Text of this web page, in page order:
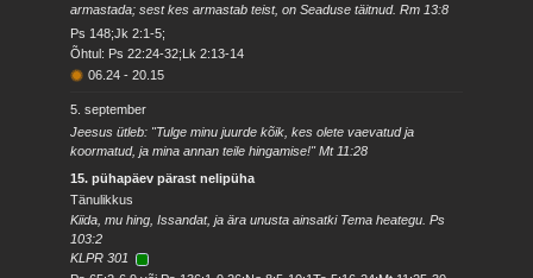
armastada; sest kes armastab teist, on Seaduse täitnud. Rm 13:8
Ps 148;Jk 2:1-5;
Õhtul: Ps 22:24-32;Lk 2:13-14
06.24 - 20.15
5. september
Jeesus ütleb: "Tulge minu juurde kõik, kes olete vaevatud ja
koormatud, ja mina annan teile hingamise!" Mt 11:28
15. pühapäev pärast nelipüha
Tänulikkus
Kiida, mu hing, Issandat, ja ära unusta ainsatki Tema heategu. Ps
103:2
KLPR 301